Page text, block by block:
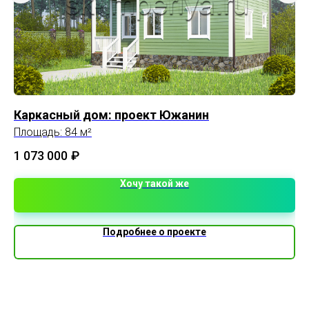
Каркасный дом: проект Южанин
Площадь: 84 м²
1 073 000 ₽
Хочу такой же
Подробнее о проекте